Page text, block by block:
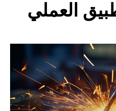
العملي